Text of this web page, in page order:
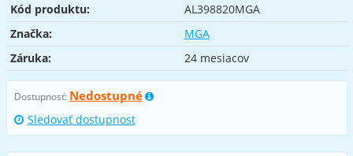
Kód produktu:
AL398820MGA
Značka:
MGA
Záruka:
24 mesiacov
Dostupnosť: Nedostupné
Sledovať dostupnost